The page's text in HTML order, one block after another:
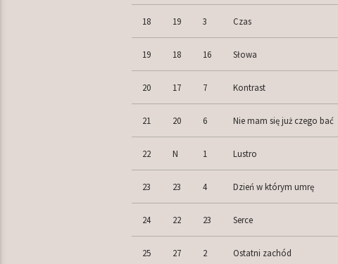
18 19 3 Czas
19 18 16 Słowa
20 17 7 Kontrast
21 20 6 Nie mam się już czego bać
22 N 1 Lustro
23 23 4 Dzień w którym umrę
24 22 23 Serce
25 27 2 Ostatni zachód